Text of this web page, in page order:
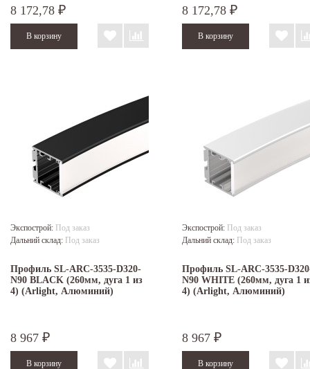
8 172,78 ₽ 8 172,78 ₽
Экспострой: Под заказ
Дальний склад: Под заказ
Профиль SL-ARC-3535-D320-
N90 BLACK (260мм, дуга 1 из
4) (Arlight, Алюминий)
8 967 ₽
Экспострой: Под заказ
Дальний склад: Под заказ
Профиль SL-ARC-3535-
N90 WHITE (260мм, дуга 1
4) (Arlight, Алюминий)
8 967 ₽